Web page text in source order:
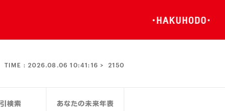
TIME :2026.08.06 10:41:17 > 2150